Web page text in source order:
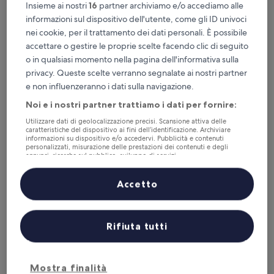
Brit Hotel Blois - Le Préma
Brit Hotel Blois - Le Préma
Struttura
3.0
stelle
12,2 km da Blois (XBQ)
8.6
Eccellente,
(100
recensioni)
8,6/10 Eccellente (100 recensioni)
Il78 €
tasse e oneri inclusi
9 ago - 10 ago
Balladins Blois
Insieme ai nostri16 partner archiviamo e/o accediamo alle
informazioni sul dispositivo dell'utente, come gli ID univoci
nei cookie, per il trattamento dei dati personali. È possibile
accettare o gestire le proprie scelte facendo clic di seguito
o in qualsiasi momento nella pagina dell'informativa sulla
privacy. Queste scelte verranno segnalate ai nostri partner
e non influenzeranno i dati sulla navigazione.
Noi e i nostri partner trattiamo i dati per fornire:
Utilizzare dati di geolocalizzazione precisi. Scansione attiva delle
caratteristiche del dispositivo ai fini dell’identificazione. Archiviare
informazioni su dispositivo e/o accedervi. Pubblicità e contenuti
personalizzati, misurazione delle prestazioni dei contenuti e degli
annunci, ricerche sul pubblico, sviluppo di servizi.
Elenco dei partner (fornitori)
Mostra finalità
Rifiuta tutti
Accetto